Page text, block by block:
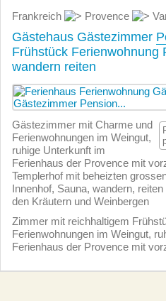
Frankreich Provence
Gästehaus Gästezimmer
Frühstück Ferienwohnung
wandern reiten
Gästezimmer mit Charme und
Ferien­wohnungen im Weingut,
ruhige Unterkunft im
Ferienhaus der Provence mit
Templerhof mit beheizten
Innenhof, Sauna, wandern,
den Kräutern und Weinbergen
Zimmer mit reichhaltigem
Ferien­wohnungen im Weingut,
Ferienhaus der Provence mit